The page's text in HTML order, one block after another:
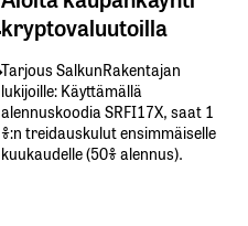
kryptovaluutoilla
Tarjous SalkunRakentajan
lukijoille: Käyttämällä​ ​
alennuskoodia​ ​SRFI17X,​ ​saat​ ​1
%:n treidauskulut​ ​ensimmäiselle​ ​
kuukaudelle​ ​(50%​ ​alennus).